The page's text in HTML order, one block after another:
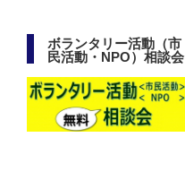
ボランタリー活動（市
民活動・NPO）相談会